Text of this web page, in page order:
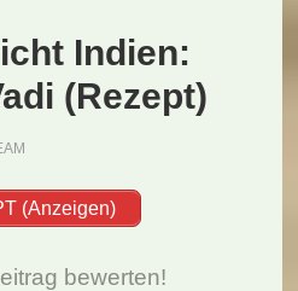
Indien:
(Rezept)
(Anzeigen)
bewerten!